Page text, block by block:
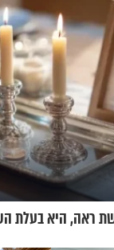
ראה, היא בעלת